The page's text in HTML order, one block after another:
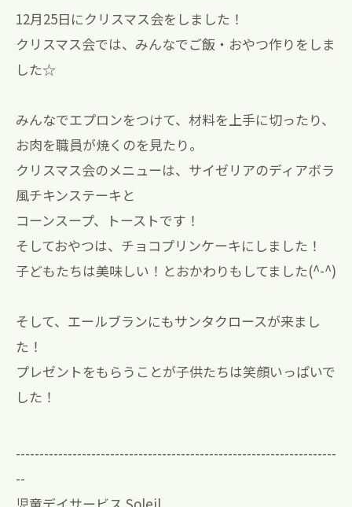
12月25日にクリスマス会をしました！
クリスマス会では、みんなでご飯・おやつ作りをしま
した☆
みんなでエプロンをつけて、材料を上手に切ったり、
お肉を職員が焼くのを見たり。
クリスマス会のメニューは、サイゼリアのディアボラ
風チキンステーキと
コーンスープ、トーストです！
そしておやつは、チョコプリンケーキにしました！
子どもたちは美味しい！とおかわりもしてました(^-^)
そして、エールブランにもサンタクロースが来まし
た！
プレゼントをもらうことが子供たちは笑顔いっぱいで
した！
--------------------------------------------------------------------
--